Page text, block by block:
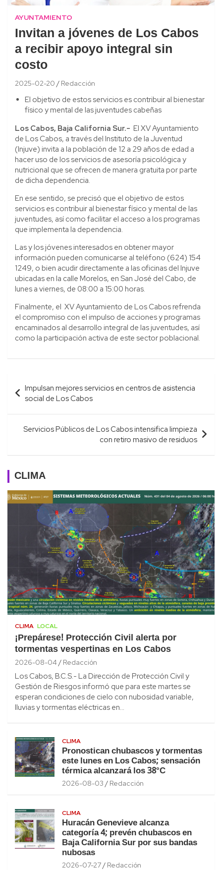
AYUNTAMIENTO
Invitan a jóvenes de Los Cabos
a recibir apoyo integral sin
costo
2025-02-20 Redacción
El objetivo de estos servicios es contribuir al bienestar
físico y mental de las juventudes cabeñas
Los Cabos, Baja California Sur.- El XV Ayuntamiento
de Los Cabos, a través del Instituto de la Juventud
(Injuve) invita a la población de 12 a 29 años de edad a
hacer uso de los servicios de asesoría psicológica y
nutricional que se ofrecen de manera gratuita por parte
de dicha dependencia.
En ese sentido, se precisó que el objetivo de estos
servicios es contribuir al bienestar físico y mental de las
juventudes, así como facilitar el acceso a los programas
que implementa la dependencia.
Las y los jóvenes interesados en obtener mayor
información pueden comunicarse al teléfono (624) 154
1249, o bien acudir directamente a las oficinas del Injuve
ubicadas en la calle Morelos, en San José del Cabo, de
lunes a viernes, de 08:00 a 15:00 horas.
Finalmente, el XV Ayuntamiento de Los Cabos refrenda
el compromiso con el impulso de acciones y programas
encaminados al desarrollo integral de las juventudes, así
como la participación activa de este sector poblacional.
Navegación
de
entradas
Impulsan mejores servicios en centros de asistencia
social de Los Cabos
Servicios Públicos de Los Cabos intensifica limpieza
con retiro masivo de residuos
CLIMA
CLIMA LOCAL
¡Prepárese! Protección Civil alerta por
tormentas vespertinas en Los Cabos
2026-08-04 Redacción
Los Cabos, B.C.S.- La Dirección de Protección Civil y
Gestión de Riesgos informó que para este martes se
esperan condiciones de cielo con nubosidad variable,
lluvias y tormentas eléctricas en…
CLIMA
Pronostican chubascos y tormentas
este lunes en Los Cabos; sensación
térmica alcanzará los 38°C
2026-08-03 Redacción
CLIMA
Huracán Genevieve alcanza
categoría 4; prevén chubascos en
Baja California Sur por sus bandas
nubosas
2026-07-27 Redacción